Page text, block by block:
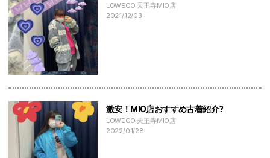
LOWECO 天王寺MIO店
2021/12/03
激安！MIO店おすすめ古着紹介?
LOWECO 天王寺MIO店
2022/01/28